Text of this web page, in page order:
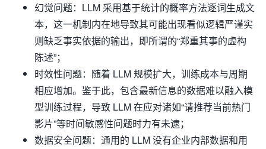
幻觉问题：LLM 采用基于统计的概率方法逐词生成文
本，这一机制内在地导致其可能出现看似逻辑严谨实
则缺乏事实依据的输出，即所谓的“郑重其事的虚构
陈述”；
时效性问题：随着 LLM 规模扩大，训练成本与周期
相应增加。鉴于此，包含最新信息的数据难以融入模
型训练过程，导致 LLM 在应对诸如“请推荐当前热门
影片”等时间敏感性问题时力有未逮；
数据安全问题：通用的 LLM 没有企业内部数据和用